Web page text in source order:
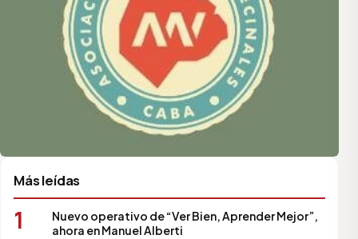
Más leídas
1
Nuevo operativo de “Ver Bien, Aprender Mejor”,
ahora en Manuel Alberti